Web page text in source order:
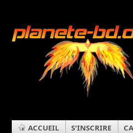
ACCUEIL S'INSCRIRE